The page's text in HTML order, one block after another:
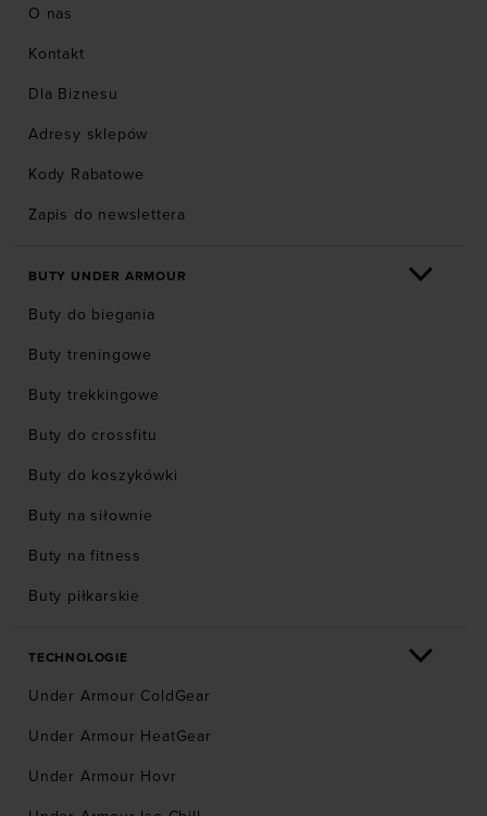
O nas
Kontakt
Dla Biznesu
Adresy sklepów
Kody Rabatowe
Zapis do newslettera
BUTY UNDER ARMOUR
Buty do biegania
Buty treningowe
Buty trekkingowe
Buty do crossfitu
Buty do koszykówki
Buty na siłownie
Buty na fitness
Buty piłkarskie
TECHNOLOGIE
Under Armour ColdGear
Under Armour HeatGear
Under Armour Hovr